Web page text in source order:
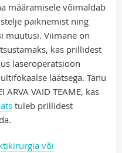
määramisele võimaldab
paiknemist ning
muutusi. Viimane on
kas prillidest
laseroperatsioon
läätsega. Tänu
VAID TEAME, kas
tuleb prillidest
või